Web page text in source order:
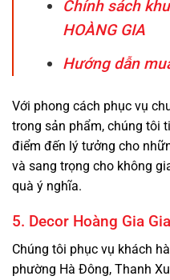
Chính sách
HOÀNG GIA
Hướng dẫn
Với phong cách phục vụ
trong sản phẩm, chúng tôi
điểm đến lý tưởng cho
và sang trọng cho không
quà ý nghĩa.
5. Decor Hoàng Gia
Chúng tôi phục vụ khách
phường Hà Đông, Thanh